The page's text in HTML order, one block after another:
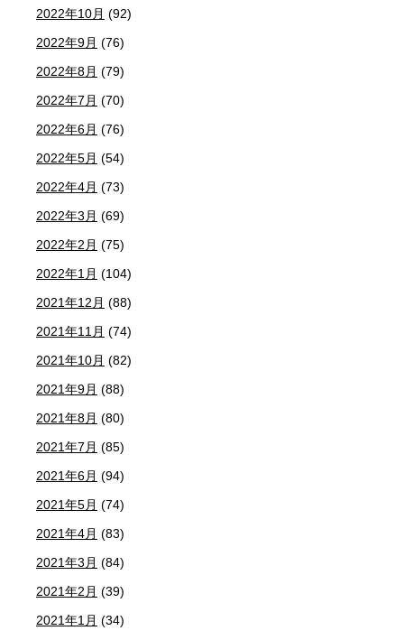
2022年10月 (92)
2022年9月 (76)
2022年8月 (79)
2022年7月 (70)
2022年6月 (76)
2022年5月 (54)
2022年4月 (73)
2022年3月 (69)
2022年2月 (75)
2022年1月 (104)
2021年12月 (88)
2021年11月 (74)
2021年10月 (82)
2021年9月 (88)
2021年8月 (80)
2021年7月 (85)
2021年6月 (94)
2021年5月 (74)
2021年4月 (83)
2021年3月 (84)
2021年2月 (39)
2021年1月 (34)